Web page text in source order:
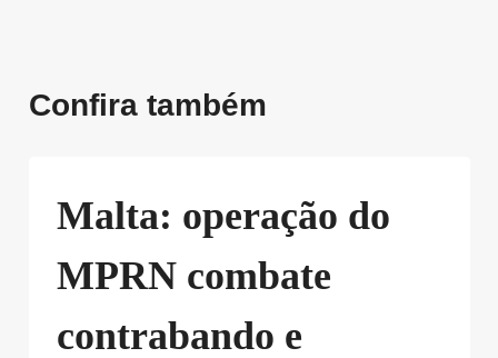
Confira também
Malta: operação do
MPRN combate
contrabando e